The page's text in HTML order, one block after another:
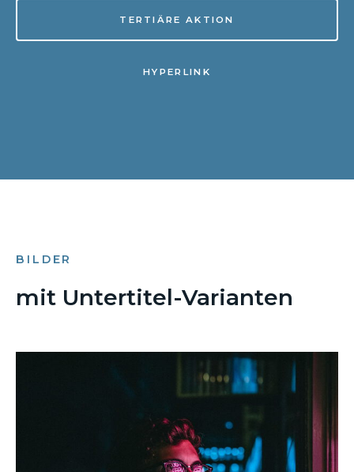
TERTIÄRE AKTION
HYPERLINK
BILDER
mit Untertitel-Varianten